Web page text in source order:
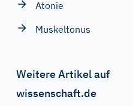
Atonie
Muskeltonus
Weitere Artikel auf
wissenschaft.de